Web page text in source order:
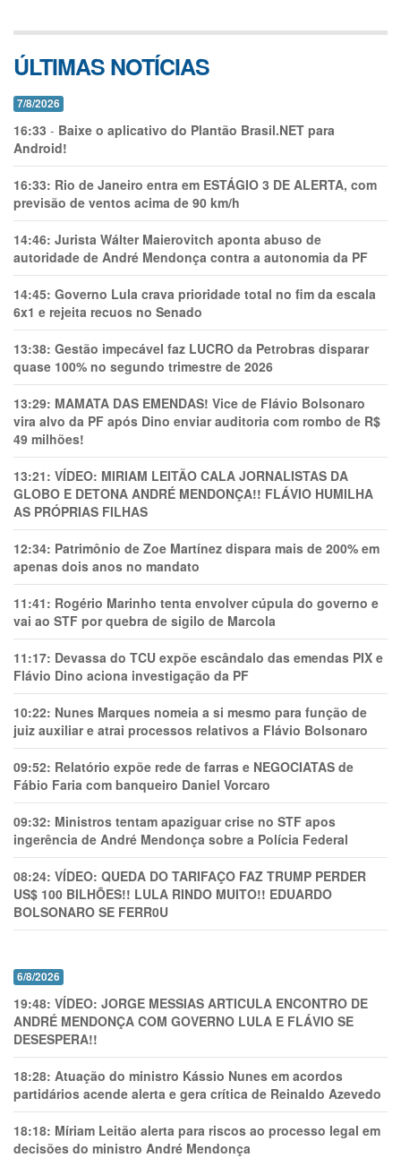
ÚLTIMAS NOTÍCIAS
7/8/2026
16:33 - Baixe o aplicativo do Plantão Brasil.NET para
Android!
16:33: Rio de Janeiro entra em ESTÁGIO 3 DE ALERTA, com
previsão de ventos acima de 90 km/h
14:46: Jurista Wálter Maierovitch aponta abuso de
autoridade de André Mendonça contra a autonomia da PF
14:45: Governo Lula crava prioridade total no fim da escala
6x1 e rejeita recuos no Senado
13:38: Gestão impecável faz LUCRO da Petrobras disparar
quase 100% no segundo trimestre de 2026
13:29: MAMATA DAS EMENDAS! Vice de Flávio Bolsonaro
vira alvo da PF após Dino enviar auditoria com rombo de R$
49 milhões!
13:21: VÍDEO: MIRIAM LEITÃO CALA JORNALISTAS DA
GLOBO E DETONA ANDRÉ MENDONÇA!! FLÁVIO HUMILHA
AS PRÓPRIAS FILHAS
12:34: Patrimônio de Zoe Martínez dispara mais de 200% em
apenas dois anos no mandato
11:41: Rogério Marinho tenta envolver cúpula do governo e
vai ao STF por quebra de sigilo de Marcola
11:17: Devassa do TCU expõe escândalo das emendas PIX e
Flávio Dino aciona investigação da PF
10:22: Nunes Marques nomeia a si mesmo para função de
juiz auxiliar e atrai processos relativos a Flávio Bolsonaro
09:52: Relatório expõe rede de farras e NEGOCIATAS de
Fábio Faria com banqueiro Daniel Vorcaro
09:32: Ministros tentam apaziguar crise no STF apos
ingerência de André Mendonça sobre a Polícia Federal
08:24: VÍDEO: QUEDA DO TARIFAÇO FAZ TRUMP PERDER
US$ 100 BILHÕES!! LULA RINDO MUITO!! EDUARDO
BOLSONARO SE FERR0U
6/8/2026
19:48: VÍDEO: JORGE MESSIAS ARTICULA ENCONTRO DE
ANDRÉ MENDONÇA COM GOVERNO LULA E FLÁVIO SE
DESESPERA!!
18:28: Atuação do ministro Kássio Nunes em acordos
partidários acende alerta e gera crítica de Reinaldo Azevedo
18:18: Míriam Leitão alerta para riscos ao processo legal em
decisões do ministro André Mendonça